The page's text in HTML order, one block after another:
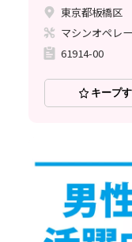
東京都板橋区
マシンオペレ
61914-00
キープ